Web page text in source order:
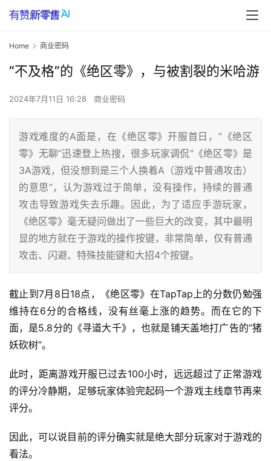
Home 商业密码
“不及格”的《绝区零》，与被割裂的米哈游
2024年7月11日 16:28 商业密码
游戏难度的A面是，在《绝区零》开服首日，“《绝区
零》无聊”迅速登上热搜，很多玩家调侃“《绝区零》是
3A游戏，但没想到是三个人换着A（游戏中普通攻击）
的意思”，认为游戏过于简单，没有操作，持续的普通
攻击导致游戏失去乐趣。因此，为了适应手游玩家，
《绝区零》毫无疑问做出了一些巨大的改变，其中最明
显的地方就在于游戏的操作按键，非常简单，仅有普通
攻击、闪避、特殊技能键和大招4个按键。
截止到7月8日18点，《绝区零》在TapTap上的分数仍勉强
维持在6分的合格线，没有丝毫上涨的趋势。而在它的下
面，是5.8分的《寻道大千》，也就是铺天盖地打广告的“猪
妖砍树”。
此时，距离游戏开服已过去100小时，远远超过了正常游戏
的评分冷静期，足够玩家体验完起码一个游戏主线章节再来
评分。
因此，可以说目前的评分确实就是绝大部分玩家对于游戏的
看法。